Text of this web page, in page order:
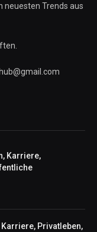
neuesten Trends aus
Karriere,
Privatleben,